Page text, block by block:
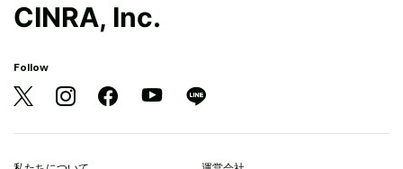
CINRA, Inc.
Follow